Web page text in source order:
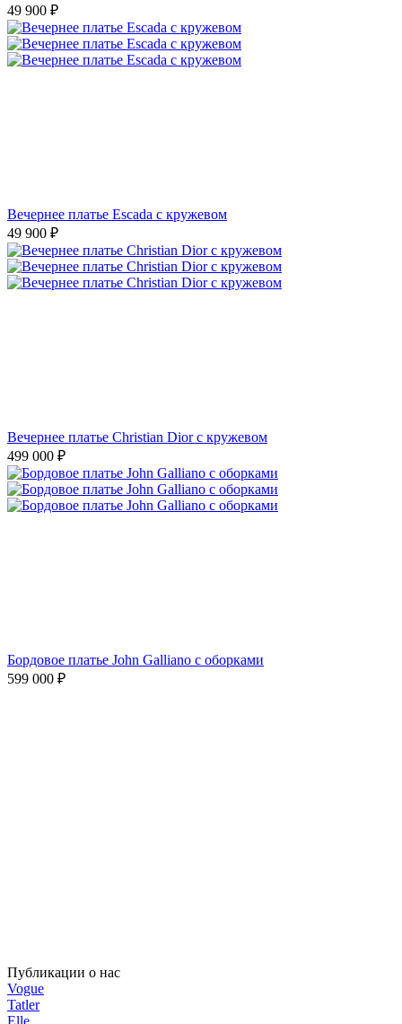
49 900 ₽
Вечернее платье Escada с кружевом
49 900 ₽
Вечернее платье Christian Dior с кружевом
499 000 ₽
Бордовое платье John Galliano с оборками
599 000 ₽
Публикации о нас
Vogue
Tatler
Elle